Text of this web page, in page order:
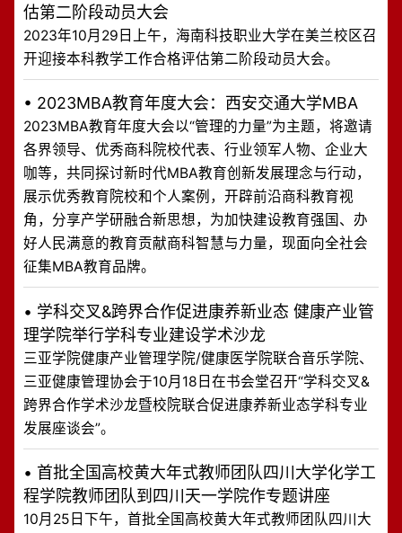
估第二阶段动员大会
2023年10月29日上午，海南科技职业大学在美兰校区召
开迎接本科教学工作合格评估第二阶段动员大会。
• 2023MBA教育年度大会：西安交通大学MBA
2023MBA教育年度大会以“管理的力量”为主题，将邀请
各界领导、优秀商科院校代表、行业领军人物、企业大
咖等，共同探讨新时代MBA教育创新发展理念与行动，
展示优秀教育院校和个人案例，开辟前沿商科教育视
角，分享产学研融合新思想，为加快建设教育强国、办
好人民满意的教育贡献商科智慧与力量，现面向全社会
征集MBA教育品牌。
• 学科交叉&跨界合作促进康养新业态 健康产业管
理学院举行学科专业建设学术沙龙
三亚学院健康产业管理学院/健康医学院联合音乐学院、
三亚健康管理协会于10月18日在书会堂召开“学科交叉&
跨界合作学术沙龙暨校院联合促进康养新业态学科专业
发展座谈会”。
• 首批全国高校黄大年式教师团队四川大学化学工
程学院教师团队到四川天一学院作专题讲座
10月25日下午，首批全国高校黄大年式教师团队四川大